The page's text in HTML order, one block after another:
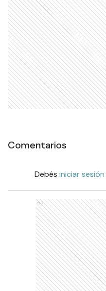
Comentarios
Debés iniciar sesión
Ads